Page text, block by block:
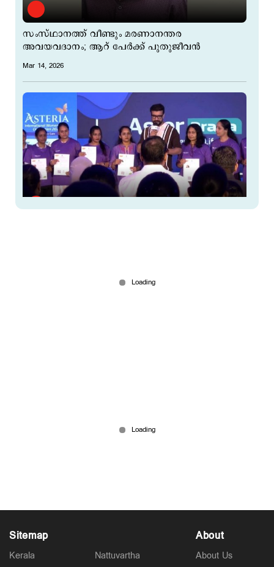
സംസ്ഥാനത്ത് വീണ്ടും മരണാനന്തര
അവയവദാനം; ആറ് പേർക്ക് പുതുജീവന്‍
Mar 14, 2026
നഷ്ടമായത് കുടുംബത്തിന്റെ പ്രതീക്ഷകള്‍;
വേദനയ്ക്കിടയിലും 4 പേർക്ക് പുതുജീവന്‍
Sitemap
Kerala
Nattuvartha
About
About Us